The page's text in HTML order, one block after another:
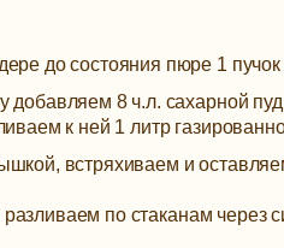
до состояния пюре 1
добавляем 8 ч.л. сахарной
к ней 1 литр
встряхиваем и
по стаканам через